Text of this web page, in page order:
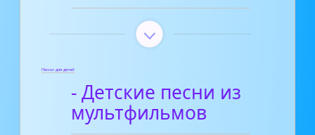
Песни для детей
- Детские песни из
мультфильмов